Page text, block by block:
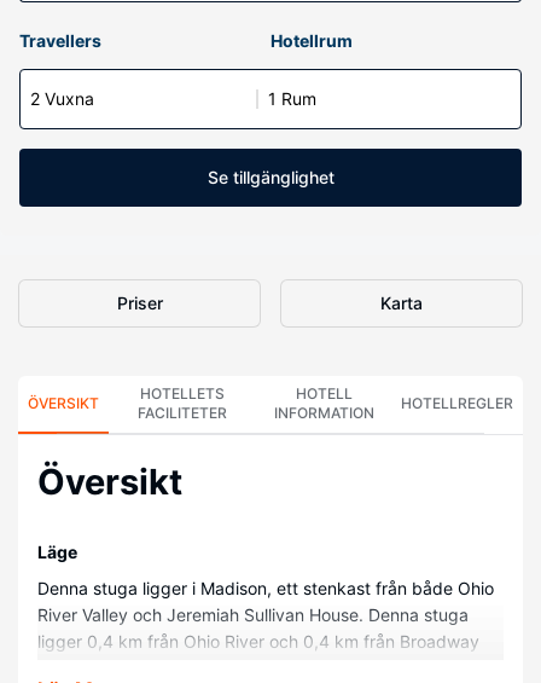
Travellers Hotellrum
2 Vuxna 1 Rum
Se tillgänglighet
Priser Karta
ÖVERSIKT
HOTELLETS
FACILITETER
HOTELL
INFORMATION
HOTELLREGLER
Översikt
Läge
Denna stuga ligger i Madison, ett stenkast från både Ohio
River Valley och Jeremiah Sullivan House. Denna stuga
ligger 0,4 km från Ohio River och 0,4 km från Broadway